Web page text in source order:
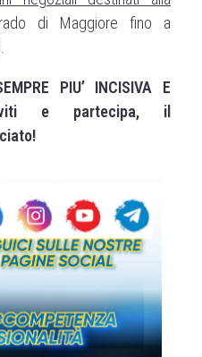
di Maggiore fino a
PIU’ INCISIVA E
e partecipa, il